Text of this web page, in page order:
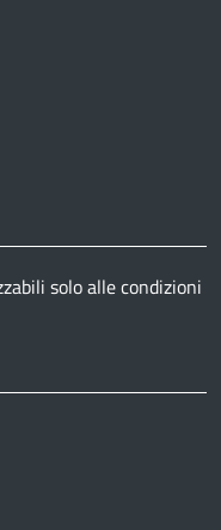
solo alle condizioni